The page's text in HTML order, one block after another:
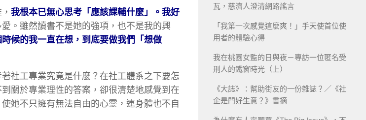
我根本已無心思考「應該課輔什麼」。我好
。雖然讀書不是她的強項，也不是我的興
時候的我一直在想，到底要做我們「想做
社工專業究竟是什麼？在社工體系之下要怎
關於專業理性的答案，卻很清楚地感覺到在
她不只擁有無法自由的心靈，連身體也不自
瓦，慈濟人澄清網路謠言
「我第一次感覺這麼爽！」手天使首位使
用者的體驗心得
我在桃園女監的日與夜－專訪一位匿名受
刑人的鐵窗時光（上）
《大誌》：幫助街友的一份雜誌？／《社
企是門好生意？》書摘